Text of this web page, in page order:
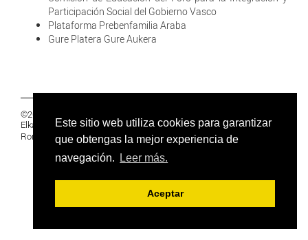
Este sitio web utiliza cookies para garantizar
que obtengas la mejor experiencia de
navegación.
Leer más.
Aceptar
Participación Social del Gobierno Vasco
Plataforma Prebenfamilia Araba
Gure Platera Gure Aukera
©2019 Euskal Herriko Ikasleen Gurasoen
Elkartea -PRIVACIDAD
Ronda 27, 1 Ezk, 48005 Bilbao, Bizkaia